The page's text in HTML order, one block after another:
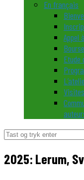
En français
Appel
Etude
Søg
2025: Lerum,